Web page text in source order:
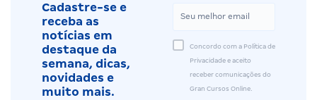
Cadastre-se e
receba as
notícias em
destaque da
semana, dicas,
novidades e
muito mais.
Concordo com a Política de
Privacidade e aceito
receber comunicações do
Gran Cursos Online.